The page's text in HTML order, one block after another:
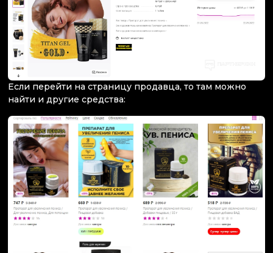
Если перейти на страницу продавца, то там можно
найти и другие средства: